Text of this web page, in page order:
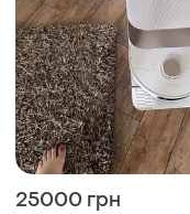
25000 грн